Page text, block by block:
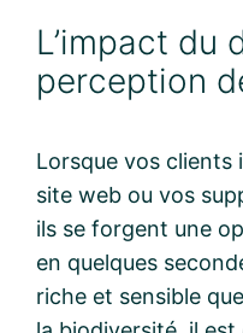
L’impact du
perception
Lorsque vos
site web ou vos
ils se forgent une
en quelques
riche et sensible